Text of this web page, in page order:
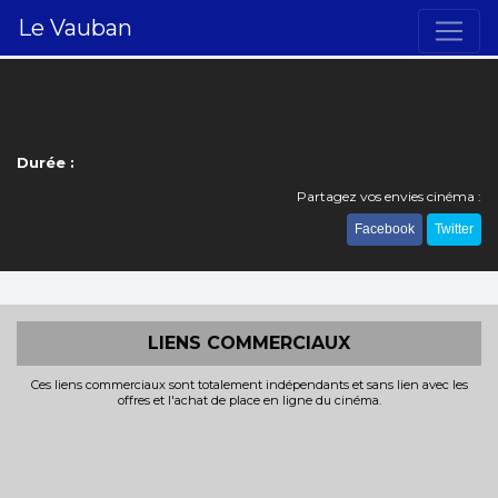
Le Vauban
Durée :
Partagez vos envies cinéma :
Facebook Twitter
LIENS COMMERCIAUX
Ces liens commerciaux sont totalement indépendants et sans lien avec les
offres et l'achat de place en ligne du cinéma.